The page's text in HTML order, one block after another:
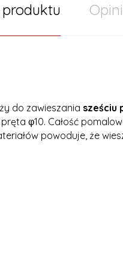
do zawieszania sześciu
φ10. Całość
powoduje, że